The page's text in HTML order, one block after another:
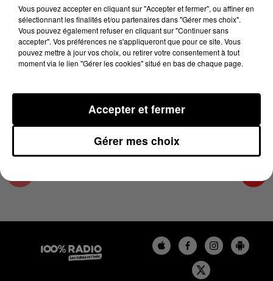
20 décembre 2024 - 2 min 22 sec
LES INFOS DU PAYS CATALAN DU 20/12/2024
À 11H00
Podcasts infos du Pays Catalan
Vous pouvez accepter en cliquant sur "Accepter et fermer", ou affiner en
sélectionnant les finalités et/ou partenaires dans "Gérer mes choix".
Vous pouvez également refuser en cliquant sur "Continuer sans
accepter". Vos préférences ne s'appliqueront que pour ce site. Vous
pouvez mettre à jour vos choix, ou retirer votre consentement à tout
moment via le lien "Gérer les cookies" situé en bas de chaque page.
Gérer mes choix
Accepter et fermer